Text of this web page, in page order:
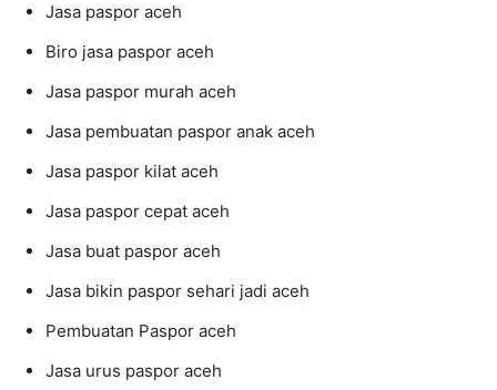
Jasa paspor aceh
Biro jasa paspor aceh
Jasa paspor murah aceh
Jasa pembuatan paspor anak aceh
Jasa paspor kilat aceh
Jasa paspor cepat aceh
Jasa buat paspor aceh
Jasa bikin paspor sehari jadi aceh
Pembuatan Paspor aceh
Jasa urus paspor aceh